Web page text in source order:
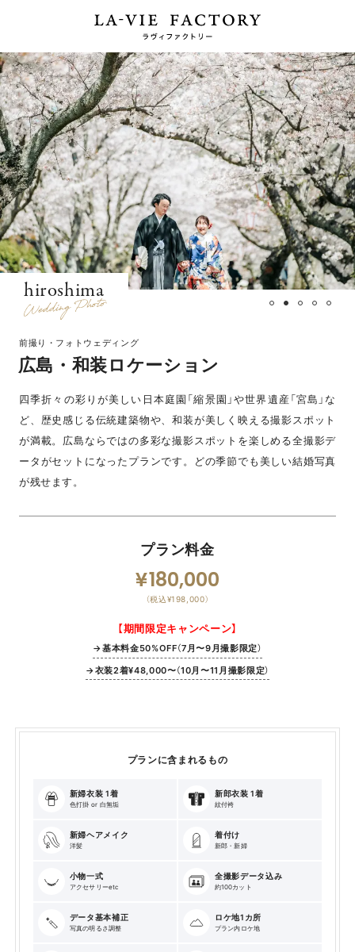
hiroshima
前撮り・フォトウェディング
広島・和装ロケーション
四季折々の彩りが美しい日本庭園「縮景園」や世界遺産「宮島」な
ど、歴史感じる伝統建築物や、和装が美しく映える撮影スポット
が満載。広島ならではの多彩な撮影スポットを楽しめる全撮影デ
ータがセットになったプランです。どの季節でも美しい結婚写真
が残せます。
プラン料金
180,000
（税込¥198,000）
【期間限定キャンペーン】
→基本料金50%OFF（7月〜9月撮影限定）
→衣装2着¥48,000〜（10月〜11月撮影限定）
プランに含まれるもの
新婦衣装 1着
色打掛 or 白無垢
新郎衣装 1着
紋付袴
新婦ヘアメイク
洋髪
着付け
新郎・新婦
小物一式
アクセサリーetc
全撮影データ込み
約100カット
データ基本補正
写真の明るさ調整
ロケ地1カ所
プラン内ロケ地